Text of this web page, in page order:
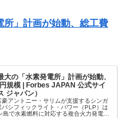
所」計画が始動、総工費
大の「水素発電所」計画が始動、
規模 | Forbes JAPAN 公式サイ
ジャパン）
豪アントニー・サリムが支援するシンガ
パシフィックライト・パワー（PLP）は
島で水素燃料に対応する複合火力発電所